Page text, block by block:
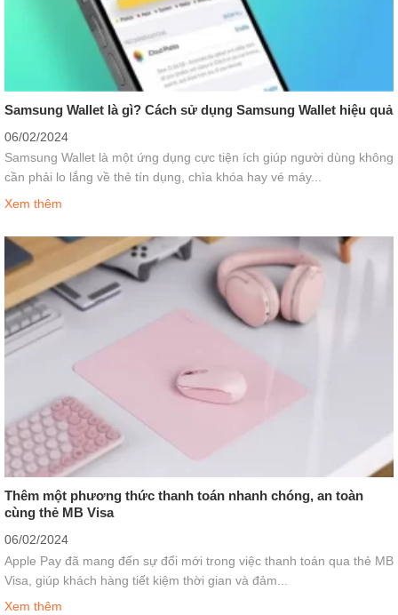
Samsung Wallet là gì? Cách sử dụng Samsung Wallet hiệu quả
06/02/2024
Samsung Wallet là một ứng dụng cực tiện ích giúp người dùng không
cần phải lo lắng về thẻ tín dụng, chìa khóa hay vé máy...
Xem thêm
Thêm một phương thức thanh toán nhanh chóng, an toàn
cùng thẻ MB Visa
06/02/2024
Apple Pay đã mang đến sự đổi mới trong việc thanh toán qua thẻ MB
Visa, giúp khách hàng tiết kiệm thời gian và đảm...
Xem thêm